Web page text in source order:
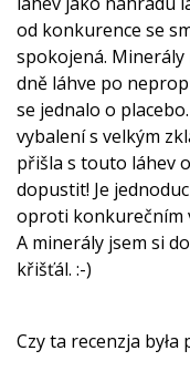
od konkurence se
spokojená.
dně láhve po
se jednalo o
vybalení s velkým
přišla s touto láhev
dopustit! Je
oproti konkurečním
A minerály jsem si
křišťál. :-)
Czy ta recenzja była